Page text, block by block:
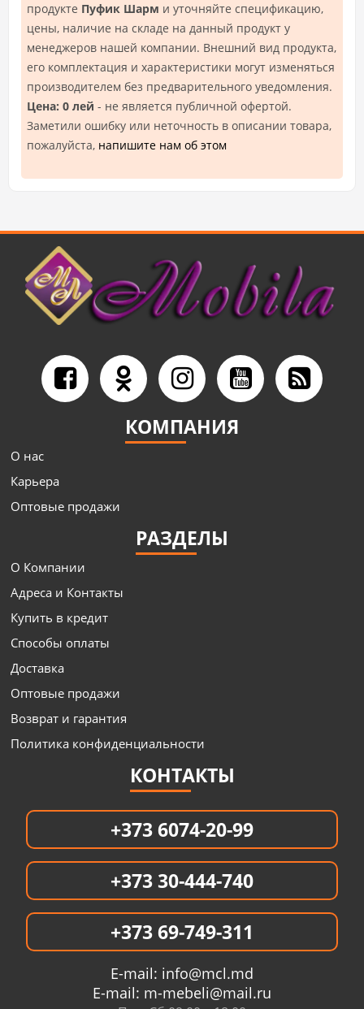
продукте Пуфик Шарм и уточняйте спецификацию,
цены, наличие на складе на данный продукт у
менеджеров нашей компании. Внешний вид продукта,
его комплектация и характеристики могут изменяться
производителем без предварительного уведомления.
Цена: 0 лей - не является публичной офертой.
Заметили ошибку или неточность в описании товара,
пожалуйста, напишите нам об этом
КОМПАНИЯ
О нас
Карьера
Оптовые продажи
РАЗДЕЛЫ
О Компании
Адреса и Контакты
Купить в кредит
Способы оплаты
Доставка
Оптовые продажи
Возврат и гарантия
Политика конфиденциальности
КОНТАКТЫ
+373 6074-20-99
+373 30-444-740
+373 69-749-311
E-mail: info@mcl.md
E-mail: m-mebeli@mail.ru